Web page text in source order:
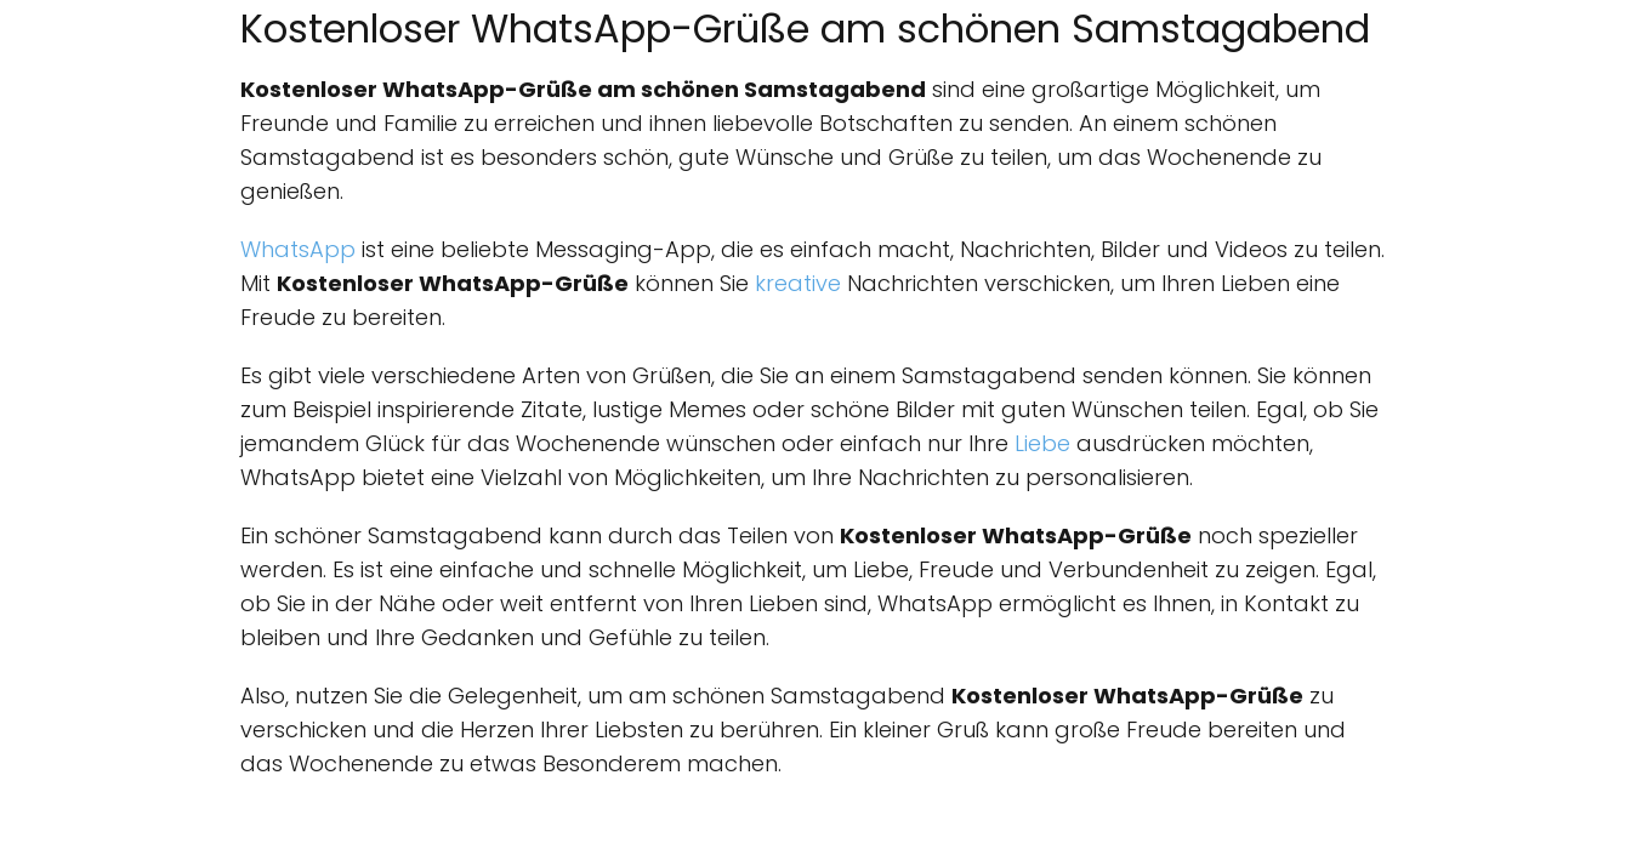
Kostenloser WhatsApp-Grüße am schönen Samstagabend
Kostenloser WhatsApp-Grüße am schönen Samstagabend sind eine großartige Möglichkeit, um
Freunde und Familie zu erreichen und ihnen liebevolle Botschaften zu senden. An einem schönen
Samstagabend ist es besonders schön, gute Wünsche und Grüße zu teilen, um das Wochenende zu
genießen.
WhatsApp ist eine beliebte Messaging-App, die es einfach macht, Nachrichten, Bilder und Videos zu teilen.
Mit Kostenloser WhatsApp-Grüße können Sie kreative Nachrichten verschicken, um Ihren Lieben eine
Freude zu bereiten.
Es gibt viele verschiedene Arten von Grüßen, die Sie an einem Samstagabend senden können. Sie können
zum Beispiel inspirierende Zitate, lustige Memes oder schöne Bilder mit guten Wünschen teilen. Egal, ob Sie
jemandem Glück für das Wochenende wünschen oder einfach nur Ihre Liebe ausdrücken möchten,
WhatsApp bietet eine Vielzahl von Möglichkeiten, um Ihre Nachrichten zu personalisieren.
Ein schöner Samstagabend kann durch das Teilen von Kostenloser WhatsApp-Grüße noch spezieller
werden. Es ist eine einfache und schnelle Möglichkeit, um Liebe, Freude und Verbundenheit zu zeigen. Egal,
ob Sie in der Nähe oder weit entfernt von Ihren Lieben sind, WhatsApp ermöglicht es Ihnen, in Kontakt zu
bleiben und Ihre Gedanken und Gefühle zu teilen.
Also, nutzen Sie die Gelegenheit, um am schönen Samstagabend Kostenloser WhatsApp-Grüße zu
verschicken und die Herzen Ihrer Liebsten zu berühren. Ein kleiner Gruß kann große Freude bereiten und
das Wochenende zu etwas Besonderem machen.